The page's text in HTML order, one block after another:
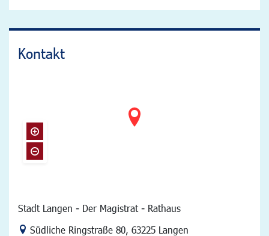
Kontakt
Stadt Langen - Der Magistrat - Rathaus
Link zur Google-Maps Navigation
Südliche Ringstraße 80, 63225 Langen